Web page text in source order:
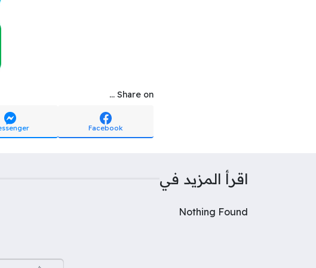
Share on ...
Facebook
اقرأ المزيد في
Nothing Found
البحث عن: